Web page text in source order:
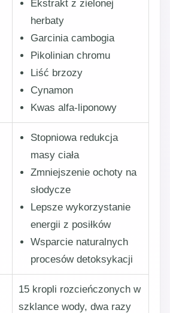
Ekstrakt z zielonej
herbaty
Garcinia cambogia
Pikolinian chromu
Liść brzozy
Cynamon
Kwas alfa-liponowy
Stopniowa redukcja
masy ciała
Zmniejszenie ochoty na
słodycze
Lepsze wykorzystanie
energii z posiłków
Wsparcie naturalnych
procesów detoksykacji
15 kropli rozcieńczonych w
szklance wody, dwa razy